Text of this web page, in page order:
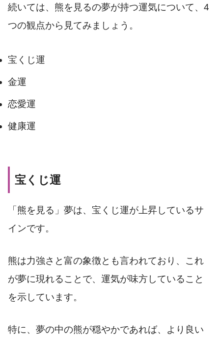
続いては、熊を見るの夢が持つ運気について、4
つの観点から見てみましょう。
宝くじ運
金運
恋愛運
健康運
宝くじ運
「熊を見る」夢は、宝くじ運が上昇しているサ
インです。
熊は力強さと富の象徴とも言われており、これ
が夢に現れることで、運気が味方していること
を示しています。
特に、夢の中の熊が穏やかであれば、より良い